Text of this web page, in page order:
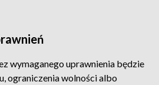
wymaganego uprawnienia będzie
ograniczenia wolności albo